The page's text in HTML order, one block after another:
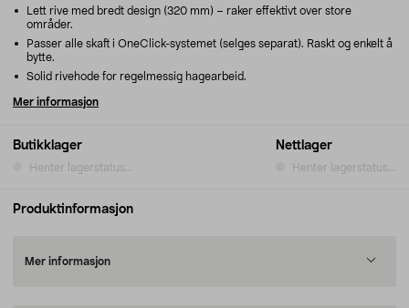
Butikklager
Henter lagerstatus...
Nettlager
Henter lagerstatus...
Lett rive med bredt design (320 mm) – raker effektivt over store
områder.
Passer alle skaft i OneClick-systemet (selges separat). Raskt og enkelt å
bytte.
Solid rivehode for regelmessig hagearbeid.
Mer informasjon
Produktinformasjon
Mer informasjon